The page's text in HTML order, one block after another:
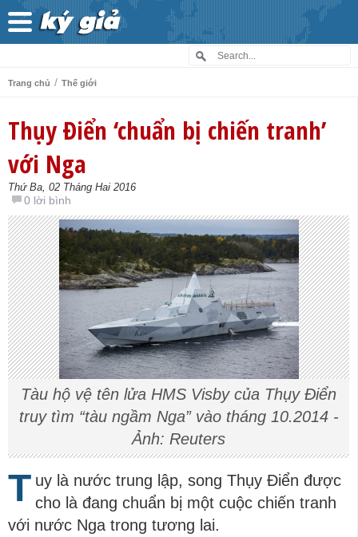
Trang chủ / Thế giới
Thụy Điển ‘chuẩn bị chiến tranh’
với Nga
Thứ Ba, 02 Tháng Hai 2016
0 lời bình
Tàu hộ vệ tên lửa HMS Visby của Thụy Điển
truy tìm “tàu ngầm Nga” vào tháng 10.2014 -
Ảnh: Reuters
T uy là nước trung lập, song Thụy Điển được
cho là đang chuẩn bị một cuộc chiến tranh
với nước Nga trong tương lai.